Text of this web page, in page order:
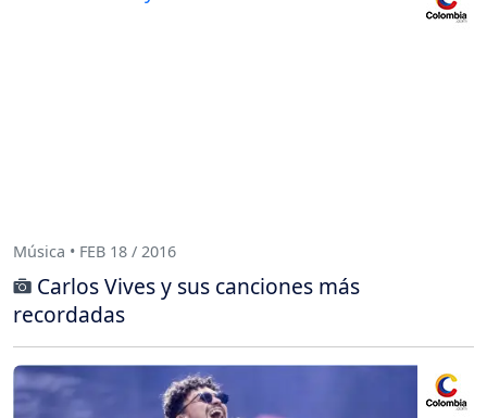
Música • FEB 18 / 2016
Carlos Vives y sus canciones más
recordadas